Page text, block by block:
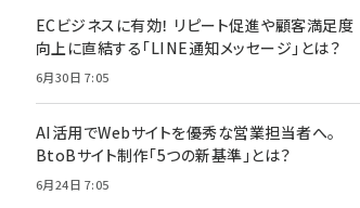
ECビジネスに有効！ リピート促進や顧客満足度
向上に直結する「LINE通知メッセージ」とは？
6月30日 7:05
AI活用でWebサイトを優秀な営業担当者へ。
BtoBサイト制作「5つの新基準」とは？
6月24日 7:05